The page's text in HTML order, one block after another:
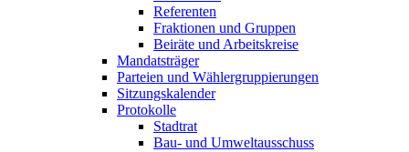
Referenten
Fraktionen und Gruppen
Beiräte und Arbeitskreise
Mandatsträger
Parteien und Wählergruppierungen
Sitzungskalender
Protokolle
Stadtrat
Bau- und Umweltausschuss